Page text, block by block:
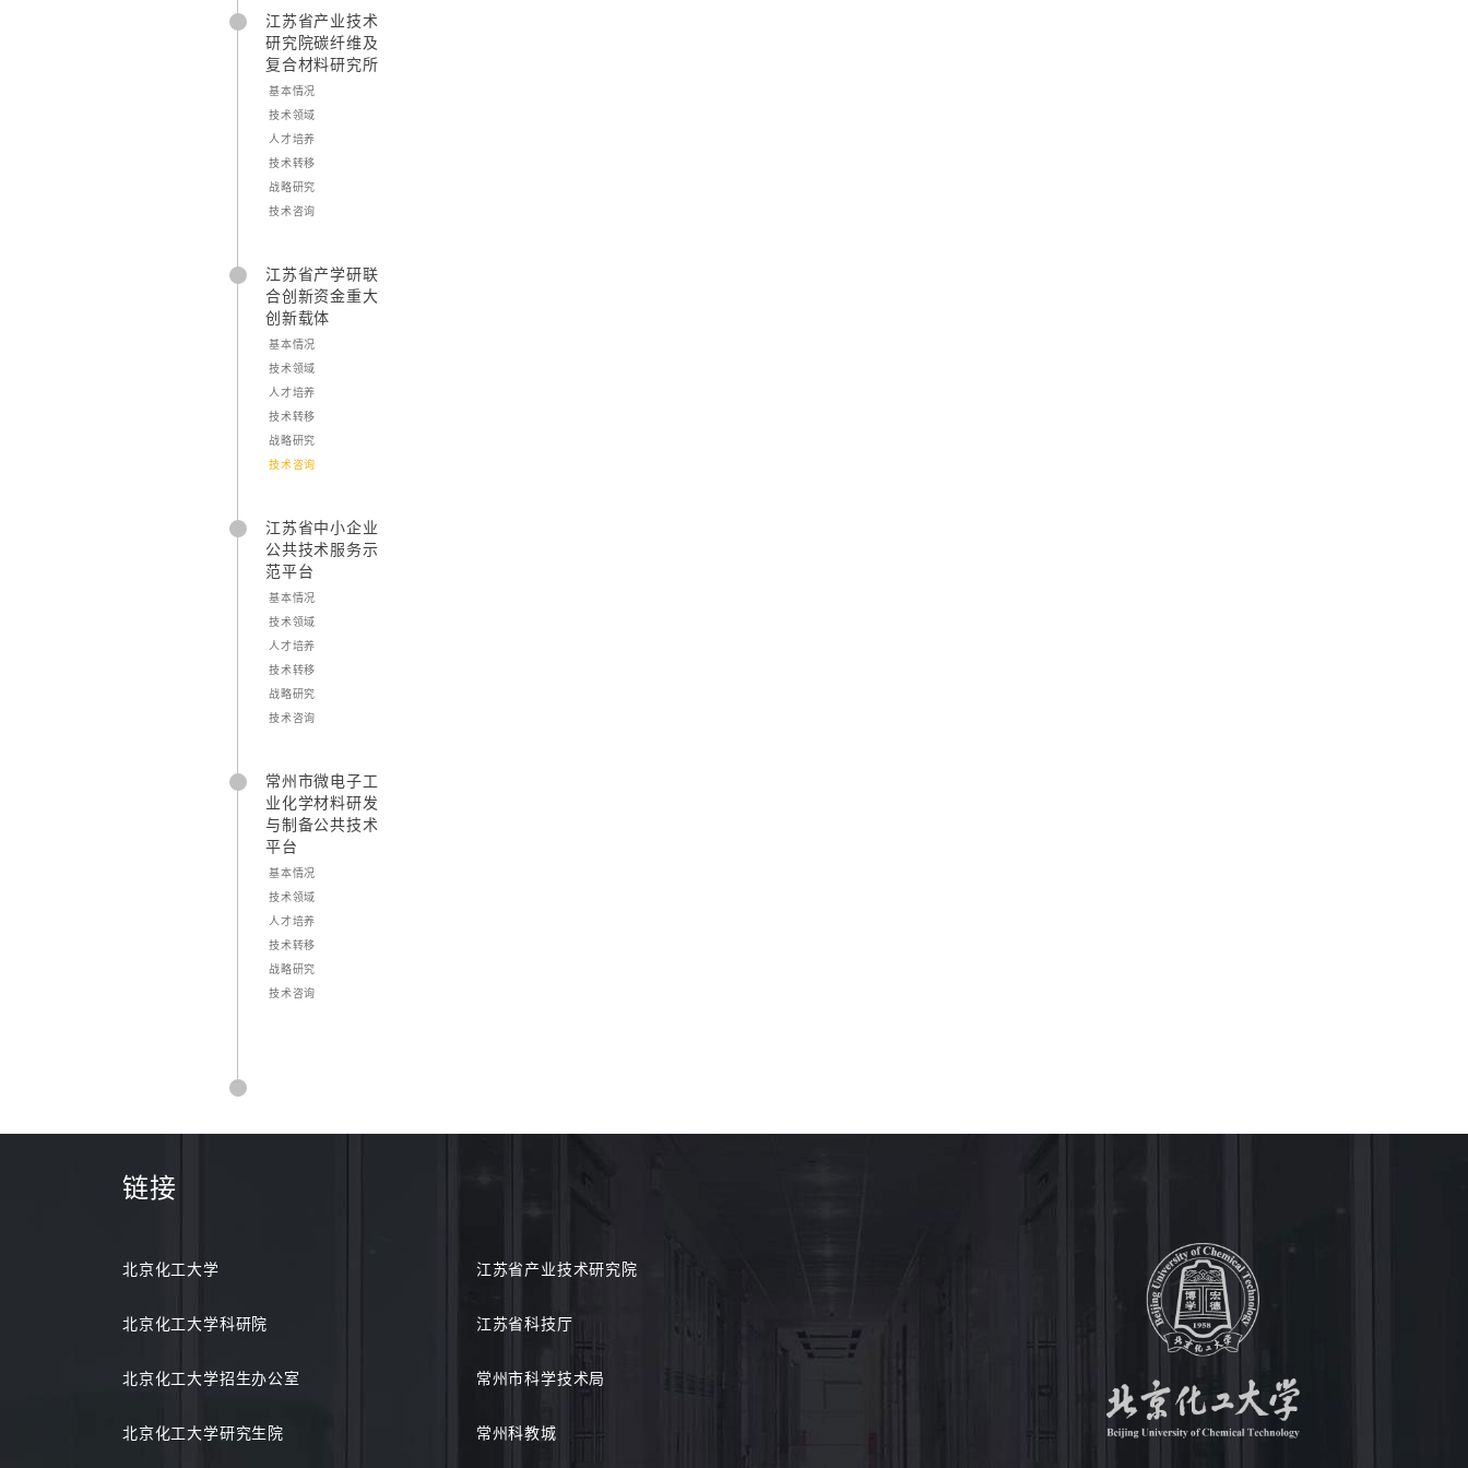
江苏省产业技术
研究院碳纤维及
复合材料研究所
基本情况
技术领域
人才培养
技术转移
战略研究
技术咨询
江苏省产学研联
合创新资金重大
创新载体
基本情况
技术领域
人才培养
技术转移
战略研究
技术咨询
江苏省中小企业
公共技术服务示
范平台
基本情况
技术领域
人才培养
技术转移
战略研究
技术咨询
常州市微电子工
业化学材料研发
与制备公共技术
平台
基本情况
技术领域
人才培养
技术转移
战略研究
技术咨询
链接
北京化工大学 江苏省产业技术研究院
北京化工大学科研院 江苏省科技厅
北京化工大学招生办公室 常州市科学技术局
北京化工大学研究生院 常州科教城